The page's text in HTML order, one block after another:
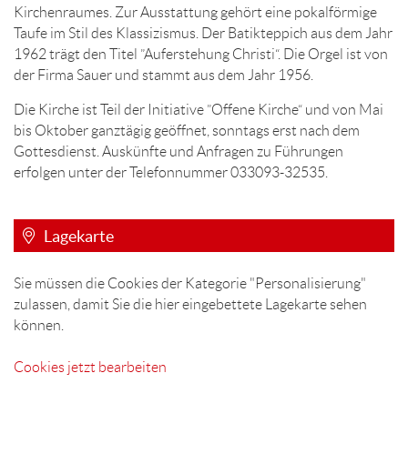
Kirchenraumes. Zur Ausstattung gehört eine pokalförmige
Taufe im Stil des Klassizismus. Der Batikteppich aus dem Jahr
1962 trägt den Titel ”Auferstehung Christi“. Die Orgel ist von
der Firma Sauer und stammt aus dem Jahr 1956.
Die Kirche ist Teil der Initiative ”Offene Kirche“ und von Mai
bis Oktober ganztägig geöffnet, sonntags erst nach dem
Gottesdienst. Auskünfte und Anfragen zu Führungen
erfolgen unter der Telefonnummer 033093-32535.
Lagekarte
Sie müssen die Cookies der Kategorie "Personalisierung"
zulassen, damit Sie die hier eingebettete Lagekarte sehen
können.
Cookies jetzt bearbeiten